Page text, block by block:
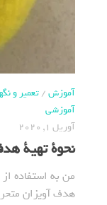
آموزش/تعمیر و
آموزشی
آوریل 1, 2020
نحوة تهیة
من به استفاده
هدف آویزان متحرک